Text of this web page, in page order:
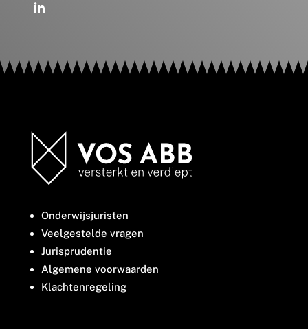
Onderwijsjuristen
Veelgestelde vragen
Jurisprudentie
Algemene voorwaarden
Klachtenregeling